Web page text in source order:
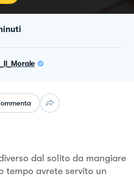
dal solito da mangiare
tempo avrete servito un